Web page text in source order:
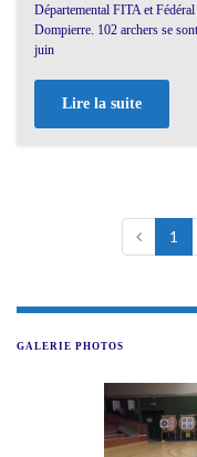
Départemental FITA et
Dompierre. 102 archers se
juin
Lire la suite
1
GALERIE PHOTOS